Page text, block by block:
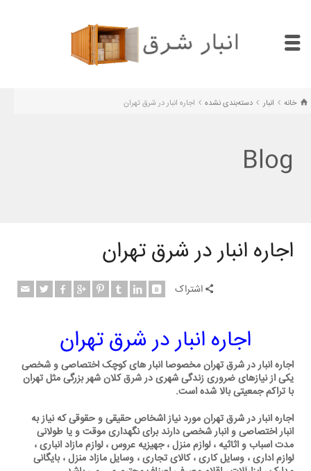
خانه انبار دسته‌بندی نشده اجاره انبار در شرق تهران
Blog
اجاره انبار در شرق تهران
اشتراک
اجاره انبار در شرق تهران
اجاره انبار در شرق تهران مخصوصا انبار های کوچک اختصاصی و شخصی
یکی از نیازهای ضروری زندگی شهری در شرق کلان شهر بزرگی مثل تهران
با تراکم جمعیتی بالا شده است.
اجاره انبار در شرق تهران مورد نیاز اشخاص حقیقی و حقوقی که نیاز به
انبار اختصاصی و انبار شخصی دارند برای نگهداری موقت و یا طولانی
مدت اسباب و اثاثیه ، لوازم منزل ، جهیزیه عروس ، لوازم مازاد انباری ،
لوازم اداری ، وسایل کاری ، کالای تجاری ، وسایل مازاد منزل ، بایگانی